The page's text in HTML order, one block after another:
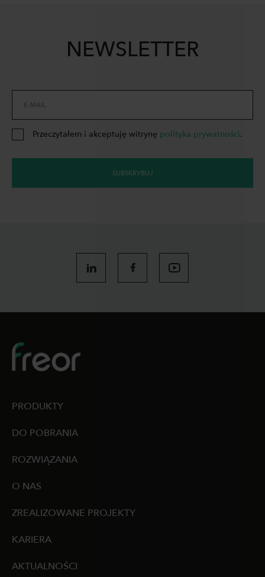
NEWSLETTER
E-MAIL
Przeczytałem i akceptuję witrynę polityka prywatności.
SUBSKRYBUJ
PRODUKTY
DO POBRANIA
ROZWIĄZANIA
O NAS
ZREALIZOWANE PROJEKTY
KARIERA
AKTUALNOŚCI